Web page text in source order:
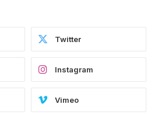
Twitter
Instagram
Vimeo